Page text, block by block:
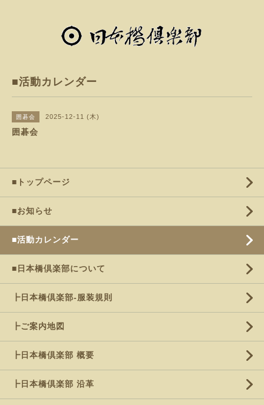
■活動カレンダー
囲碁会 2025-12-11 (木)
囲碁会
■トップページ
■お知らせ
■活動カレンダー
■日本橋倶楽部について
┣日本橋倶楽部-服装規則
┣ご案内地図
┣日本橋倶楽部 概要
┣日本橋倶楽部 沿革